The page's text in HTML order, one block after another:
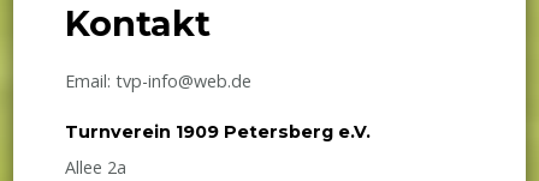
Kontakt
Email: tvp-info@web.de
Turnverein 1909 Petersberg e.V.
Allee 2a